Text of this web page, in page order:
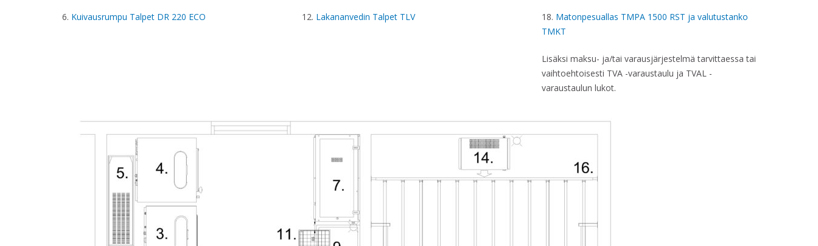
6. Kuivausrumpu Talpet DR 220 ECO 12. Lakananvedin Talpet TLV 18. Matonpesuallas TMPA 1500 RST ja valutustanko
TMKT
Lisäksi maksu- ja/tai varausjärjestelmä tarvittaessa tai
vaihtoehtoisesti TVA -varaustaulu ja TVAL -
varaustaulun lukot.